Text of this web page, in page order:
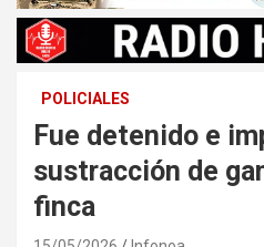
POLICIALES
Fue detenido e
sustracción de
finca